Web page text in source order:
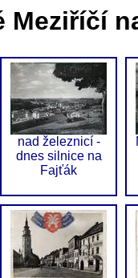
Meziříčí
nad železnicí -
dnes silnice na
Fajťák